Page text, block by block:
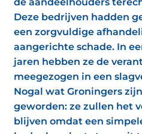
Deze bedrijven hadden
een zorgvuldige
aangerichte schade. In
jaren hebben ze de
meegezogen in een
Nogal wat Groningers
geworden: ze zullen het
blijven omdat een